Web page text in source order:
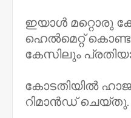
ഇയാൾ മറ്റൊരു
ഹെൽമെറ്റ്
കേസിലും
കോടതിയിൽ
റിമാൻഡ് ചെയ്തു.